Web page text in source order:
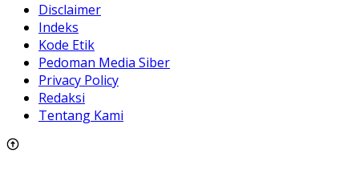
Disclaimer
Indeks
Kode Etik
Pedoman Media Siber
Privacy Policy
Redaksi
Tentang Kami